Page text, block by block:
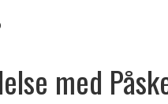
med